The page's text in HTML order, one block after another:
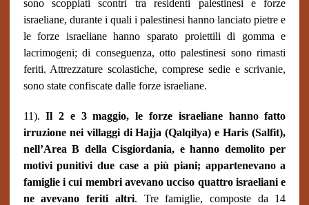
sono scoppiati scontri tra residenti palestinesi e forze
israeliane, durante i quali i palestinesi hanno lanciato pietre e
le forze israeliane hanno sparato proiettili di gomma e
lacrimogeni; di conseguenza, otto palestinesi sono rimasti
feriti. Attrezzature scolastiche, comprese sedie e scrivanie,
sono state confiscate dalle forze israeliane.
11).Il 2 e 3 maggio, le forze israeliane hanno fatto
irruzione nei villaggi di Hajja (Qalqilya) e Haris (Salfit),
nell’Area B della Cisgiordania, e hanno demolito per
motivi punitivi due case a più piani; appartenevano a
famiglie i cui membri avevano ucciso quattro israeliani e
ne avevano feriti altri. Tre famiglie, composte da 14